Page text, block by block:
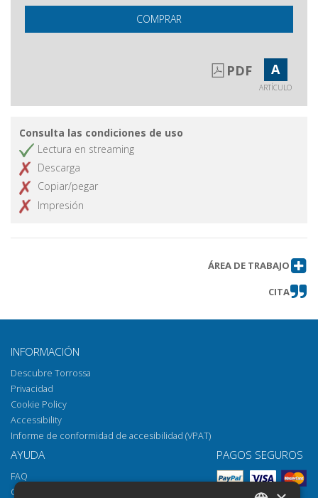
COMPRAR
PDF A
ARTÍCULO
Consulta las condiciones de uso
Lectura en streaming
Descarga
Copiar/pegar
Impresión
ÁREA DE TRABAJO
CITA
INFORMACIÓN
Descubre Torrossa
Privacidad
Cookie Policy
Accessibility
Informe de conformidad de accesibilidad (VPAT)
AYUDA
FAQ
Cómo abrir los archivos
PAGOS SEGUROS